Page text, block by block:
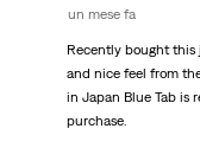
un mese fa
Recently bought
and nice feel from
in Japan Blue Tab is
purchase.